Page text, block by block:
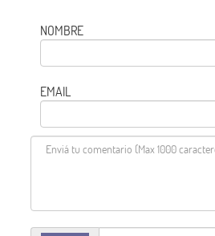
NOMBRE
EMAIL